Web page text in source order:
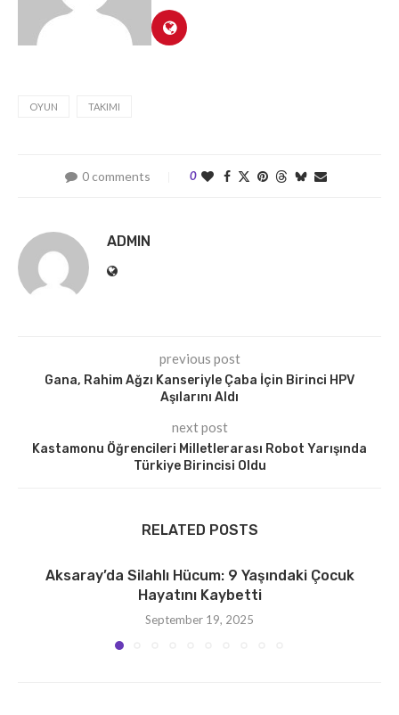
OYUN TAKIMI
0 comments 0
ADMIN
previous post
Gana, Rahim Ağzı Kanseriyle Çaba İçin Birinci HPV
Aşılarını Aldı
next post
Kastamonu Öğrencileri Milletlerarası Robot Yarışında
Türkiye Birincisi Oldu
RELATED POSTS
Aksaray’da Silahlı Hücum: 9 Yaşındaki Çocuk
Hayatını Kaybetti
September 19, 2025